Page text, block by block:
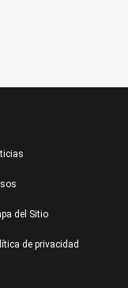
del Sitio
de privacidad